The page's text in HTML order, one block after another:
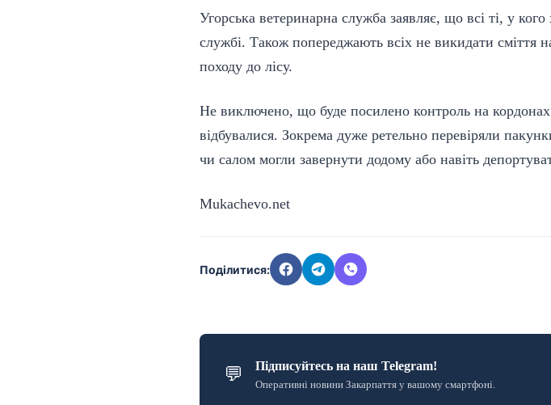
Угорська ветеринарна служба заявляє, що всі ті, у
службі. Також попереджають всіх не викидати сміття
походу до лісу.
Не виключено, що буде посилено контроль на
відбувалися. Зокрема дуже ретельно перевіряли
чи салом могли завернути додому або навіть
Mukachevo.net
Поділитися:
💬 Підписуйтесь на наш Telegram!
Оперативні новини Закарпаття у вашому смартфоні.